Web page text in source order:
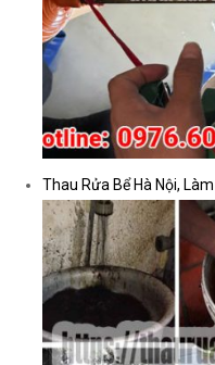
Thau Rửa Bể Hà Nội,